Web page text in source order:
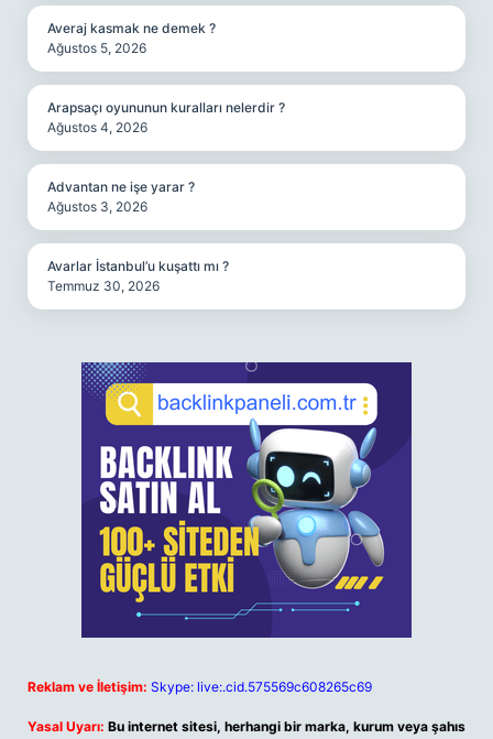
Averaj kasmak ne demek ?
Ağustos 5, 2026
Arapsaçı oyununun kuralları nelerdir ?
Ağustos 4, 2026
Advantan ne işe yarar ?
Ağustos 3, 2026
Avarlar İstanbul’u kuşattı mı ?
Temmuz 30, 2026
Reklam ve İletişim: Skype: live:.cid.575569c608265c69
Yasal Uyarı: Bu internet sitesi, herhangi bir marka, kurum veya şahıs